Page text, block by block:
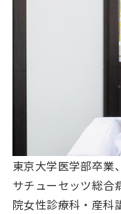
東京大学医学部卒業
サチューセッツ総合
院女性診療科・産科